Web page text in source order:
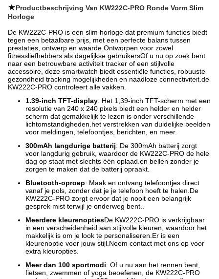
★Productbeschrijving Van KW222C-PRO Ronde Vorm Slim
Horloge
De KW222C-PRO is een slim horloge dat premium functies biedt
tegen een betaalbare prijs, met een perfecte balans tussen
prestaties, ontwerp en waarde.Ontworpen voor zowel
fitnessliefhebbers als dagelijkse gebruikersOf u nu op zoek bent
naar een betrouwbare activiteit tracker of een stijlvolle
accessoire, deze smartwatch biedt essentiële functies, robuuste
gezondheid tracking mogelijkheden en naadloze connectiviteit.de
KW222C-PRO controleert alle vakken.
1.39-inch TFT-display: Het 1,39-inch TFT-scherm met een
resolutie van 240 x 240 pixels biedt een helder en helder
scherm dat gemakkelijk te lezen is onder verschillende
lichtomstandigheden.het verstrekken van duidelijke beelden
voor meldingen, telefoontjes, berichten, en meer.
300mAh langdurige batterij: De 300mAh batterij zorgt
voor langdurig gebruik, waardoor de KW222C-PRO de hele
dag op staat met slechts één oplaad.en bellen zonder je
zorgen te maken dat de batterij opraakt.
Bluetooth-oproep: Maak en ontvang telefoontjes direct
vanaf je pols, zonder dat je je telefoon hoeft te halen.De
KW222C-PRO zorgt ervoor dat je nooit een belangrijk
gesprek mist terwijl je onderweg bent..
Meerdere kleurenoptiesDe KW222C-PRO is verkrijgbaar
in een verscheidenheid aan stijlvolle kleuren, waardoor het
makkelijk is om je look te personaliseren.Er is een
kleurenoptie voor jouw stijl.Neem contact met ons op voor
extra kleuropties.
Meer dan 100 sportmodi: Of u nu aan het rennen bent,
fietsen, zwemmen of yoga beoefenen, de KW222C-PRO